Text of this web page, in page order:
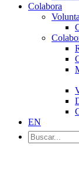
Colabora
EN